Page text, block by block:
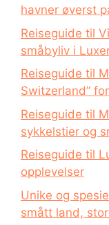
havner øverst
Reiseguide til
småbyliv i
Reiseguide til
Switzerland”
Reiseguide til
sykkelstier og
Reiseguide til
opplevelser
Unike og
smått land,